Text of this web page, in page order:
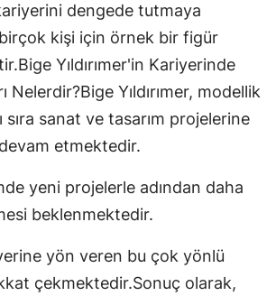
dengede tutmaya
birçok kişi için örnek bir figür
Yıldırımer'in Kariyerinde
Nelerdir?Bige Yıldırımer, modellik
sıra sanat ve tasarım projelerine
etmektedir.
yeni projelerle adından daha
beklenmektedir.
yön veren bu çok yönlü
çekmektedir.Sonuç olarak,